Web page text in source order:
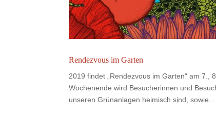
Rendezvous im Garten
2019 findet „Rendezvous im Garten“ am 7.,
Wochenende wird Besucherinnen und
unseren Grünanlagen heimisch sind, sowie...